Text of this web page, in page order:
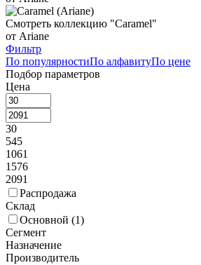
Смотреть коллекцию "Caramel"
от Ariane
Фильтр
По популярностиПо алфавитуПо цене
Подбор параметров
Цена
30
545
1061
1576
2091
Распродажа
Склад
Основной (1)
Сегмент
Назначение
Производитель